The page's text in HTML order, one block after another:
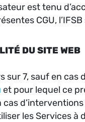
est tenu
CGU,
DU SITE WEB
sur 7, sauf en
et pour lequel ce
les Services